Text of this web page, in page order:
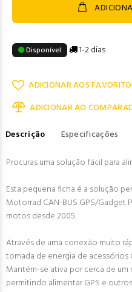
Disponível 1-2 dias
ADICIONAR AOS
ADICIONAR AO
Descrição
Especificações
Procuras uma solução fácil para
Esta pequena ficha é a solução
Motorrad CAN-BUS GPS/Gadget
motos desde 2005.
Através de uma conexão muito
tomada de energia de acessórios
Mantém-se ativa por cerca de
permitindo alimentar GPS e